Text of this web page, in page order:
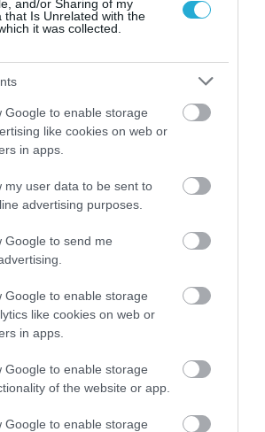
and/or Sharing of my
that Is Unrelated with the
it was collected.
Google to enable storage
like cookies on web or
in apps.
my user data to be sent to
advertising purposes.
Google to send me
Google to enable storage
like cookies on web or
in apps.
Google to enable storage
of the website or app.
Google to enable storage
αίτια οφείλεται
που βρέθηκε
ο 26χρονος
της Βρετανίδας–
της σιωπής
κυβέρνηση θυμάται τους
λέει ήρωες–όχι όταν ζητούν